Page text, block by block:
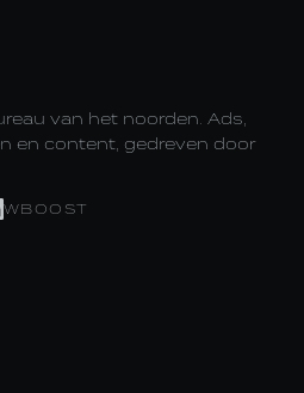
van het noorden. Ads,
en content, gedreven door
WBOOST